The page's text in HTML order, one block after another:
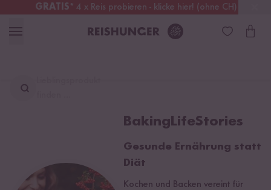
GRATIS* 4 x Reis probieren - klicke hier! (ohne CH)
Österreich Kostenloser Versand
BakingLifeStories
Gesunde Ernährung statt
Diät
Kochen und Backen vereint für